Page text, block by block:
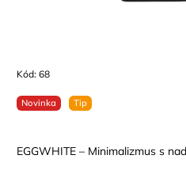
Kód: 68
Novinka Tip
EGGWHITE – Minimalizmus s